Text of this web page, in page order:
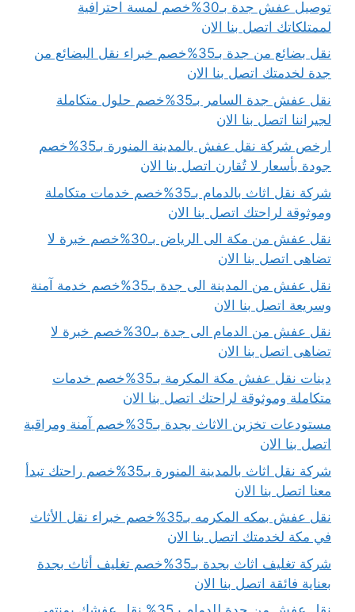
توصيل عفش جدة بـ30%خصم لمسة احترافية
لممتلكاتك اتصل بنا الان
نقل بضائع من جدة بـ35%خصم خبراء نقل البضائع من
جدة لخدمتك اتصل بنا الان
نقل عفش جدة السامر بـ35%خصم حلول متكاملة
لجيراننا اتصل بنا الان
ارخص شركة نقل عفش بالمدينة المنورة بـ35%خصم
جودة بأسعار لا تُقارن اتصل بنا الان
شركة نقل اثاث بالدمام بـ35%خصم خدمات متكاملة
وموثوقة لراحتك اتصل بنا الان
نقل عفش من مكة الى الرياض بـ30%خصم خبرة لا
تضاهى اتصل بنا الان
نقل عفش من المدينة الى جدة بـ35%خصم خدمة آمنة
وسريعة اتصل بنا الان
نقل عفش من الدمام الى جدة بـ30%خصم خبرة لا
تضاهى اتصل بنا الان
دينات نقل عفش مكة المكرمة بـ35%خصم خدمات
متكاملة وموثوقة لراحتك اتصل بنا الان
مستودعات تخزين الاثاث بجدة بـ35%خصم آمنة ومراقبة
اتصل بنا الان
شركة نقل اثاث بالمدينة المنورة بـ35%خصم راحتك تبدأ
معنا اتصل بنا الان
نقل عفش بمكه المكرمه بـ35%خصم خبراء نقل الأثاث
في مكة لخدمتك اتصل بنا الان
شركة تغليف اثاث بجدة بـ35%خصم تغليف أثاث بجدة
بعناية فائقة اتصل بنا الان